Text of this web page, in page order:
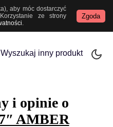
aby móc dostarczyć
ze strony
.
Zgoda
Wyszukaj inny produkt
i opinie o
AMBER